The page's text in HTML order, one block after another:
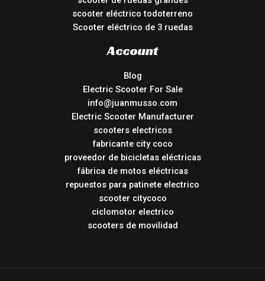
scooter eléctrico todoterreno
Scooter eléctrico de 3 ruedas
Account
Blog
Electric Scooter For Sale
info@juanmusso.com
Electric Scooter Manufacturer
scooters electricos
fabricante city coco
proveedor de bicicletas eléctricas
fábrica de motos eléctricas
repuestos para patinete electrico
scooter citycoco
ciclomotor electrico
scooters de movilidad